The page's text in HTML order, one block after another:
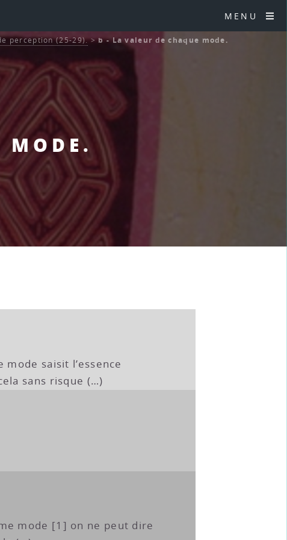
MENU
MODE.
perception (25-29).>b - La valeur de chaque mode.
mode saisit l’essence
sans risque (…)
mode [1] on ne peut dire